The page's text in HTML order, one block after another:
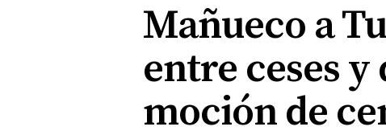
Mañueco a
entre ceses
moción de